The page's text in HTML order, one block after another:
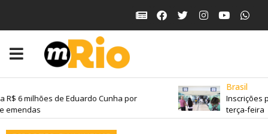
R$ 6 milhões de Eduardo Cunha por
Brasil
Inscrições
terça-feira